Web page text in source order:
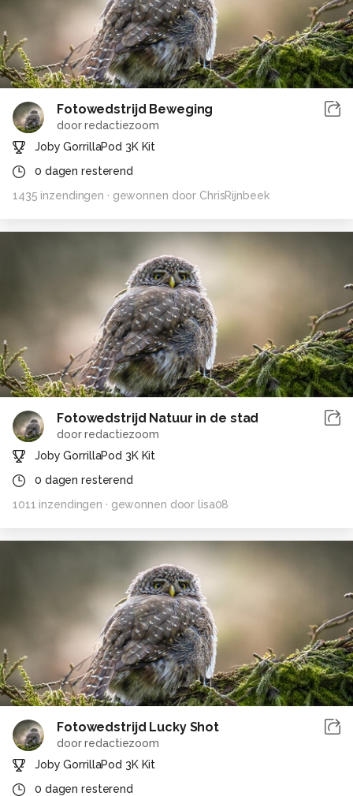
Fotowedstrijd Beweging
doorredactiezoom
Joby GorrillaPod 3K Kit
0 dagen resterend
1435 inzendingen · gewonnen door ChrisRijnbeek
Fotowedstrijd Natuur in de stad
doorredactiezoom
Joby GorrillaPod 3K Kit
0 dagen resterend
1011 inzendingen · gewonnen door lisa08
Fotowedstrijd Lucky Shot
doorredactiezoom
Joby GorrillaPod 3K Kit
0 dagen resterend